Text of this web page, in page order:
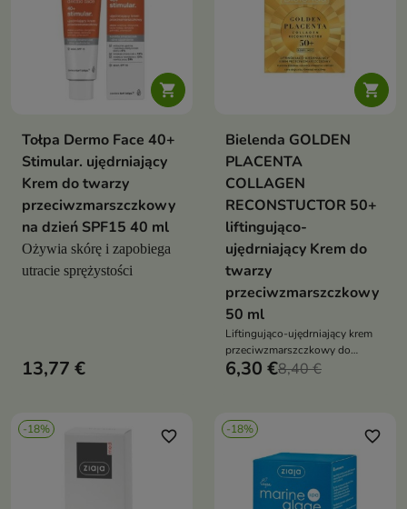

Tołpa Dermo Face 40+
Stimular. ujędrniający
Krem do twarzy
przeciwzmarszczkowy
na dzień SPF15 40 ml
Ożywia skórę i zapobiega
utracie sprężystości
13,77 €

Bielenda GOLDEN
PLACENTA
COLLAGEN
RECONSTUCTOR 50+
liftingująco-
ujędrniający Krem do
twarzy
przeciwzmarszczkowy
50 ml
Liftingująco-ujędrniający krem
przeciwzmarszczkowy do
twarzy 50+ na dzień i na noc z
6,30 €8,40 €
-18% favorite_border -18% favorite_border